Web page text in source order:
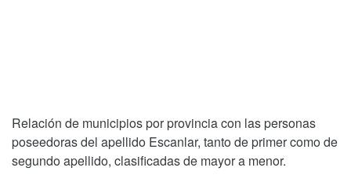
Relación de municipios por provincia con las personas
poseedoras del apellido Escanlar, tanto de primer como de
segundo apellido, clasificadas de mayor a menor.